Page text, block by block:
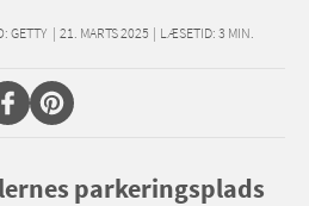
GETTY | 21. MARTS 2025 | LÆSETID: 3 MIN.
parkeringsplads